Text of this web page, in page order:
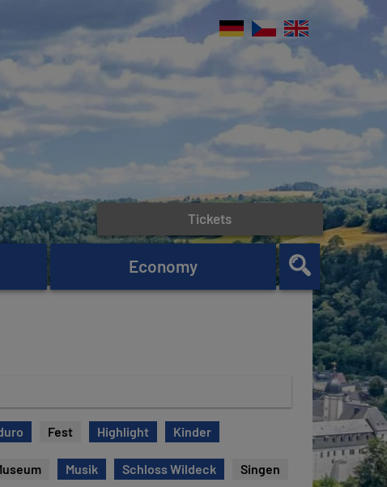
Economy
Tickets
Fest Highlight Kinder
Musik Schloss Wildeck Singen